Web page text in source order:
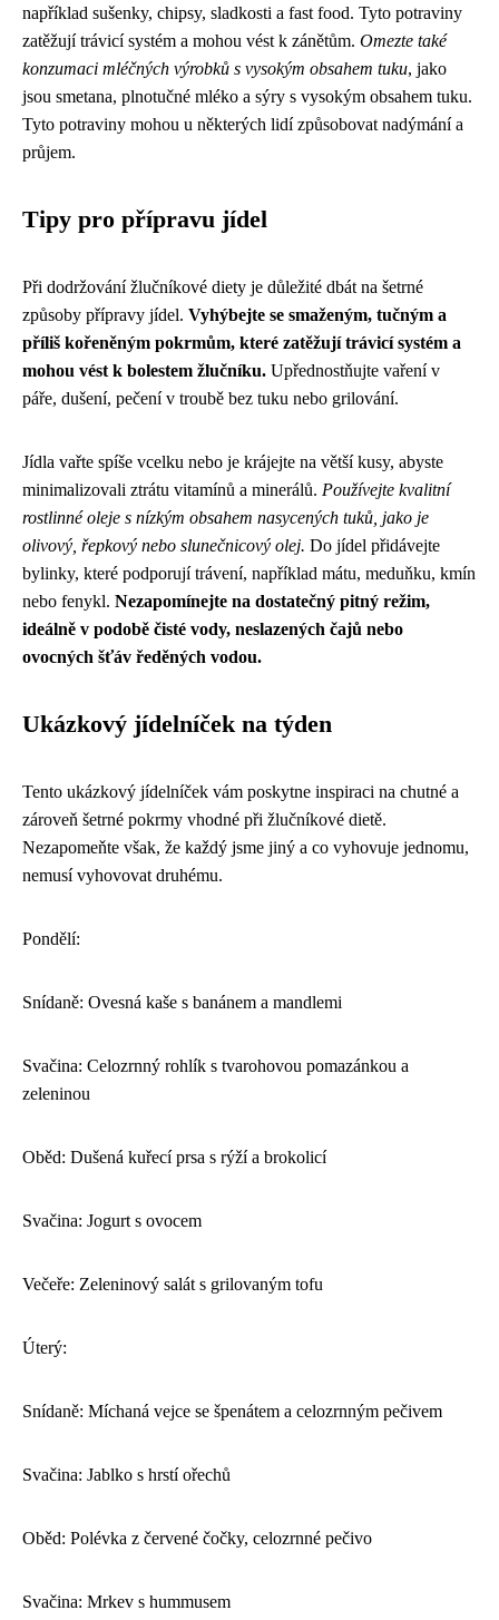
například sušenky, chipsy, sladkosti a fast food. Tyto potraviny
zatěžují trávicí systém a mohou vést k zánětům. Omezte také
konzumaci mléčných výrobků s vysokým obsahem tuku, jako
jsou smetana, plnotučné mléko a sýry s vysokým obsahem tuku.
Tyto potraviny mohou u některých lidí způsobovat nadýmání a
průjem.
Tipy pro přípravu jídel
Při dodržování žlučníkové diety je důležité dbát na šetrné
způsoby přípravy jídel. Vyhýbejte se smaženým, tučným a
příliš kořeněným pokrmům, které zatěžují trávicí systém a
mohou vést k bolestem žlučníku. Upřednostňujte vaření v
páře, dušení, pečení v troubě bez tuku nebo grilování.
Jídla vařte spíše vcelku nebo je krájejte na větší kusy, abyste
minimalizovali ztrátu vitamínů a minerálů. Používejte kvalitní
rostlinné oleje s nízkým obsahem nasycených tuků, jako je
olivový, řepkový nebo slunečnicový olej. Do jídel přidávejte
bylinky, které podporují trávení, například mátu, meduňku, kmín
nebo fenykl. Nezapomínejte na dostatečný pitný režim,
ideálně v podobě čisté vody, neslazených čajů nebo
ovocných šťáv ředěných vodou.
Ukázkový jídelníček na týden
Tento ukázkový jídelníček vám poskytne inspiraci na chutné a
zároveň šetrné pokrmy vhodné při žlučníkové dietě.
Nezapomeňte však, že každý jsme jiný a co vyhovuje jednomu,
nemusí vyhovovat druhému.
Pondělí:
Snídaně: Ovesná kaše s banánem a mandlemi
Svačina: Celozrnný rohlík s tvarohovou pomazánkou a
zeleninou
Oběd: Dušená kuřecí prsa s rýží a brokolicí
Svačina: Jogurt s ovocem
Večeře: Zeleninový salát s grilovaným tofu
Úterý:
Snídaně: Míchaná vejce se špenátem a celozrnným pečivem
Svačina: Jablko s hrstí ořechů
Oběd: Polévka z červené čočky, celozrnné pečivo
Svačina: Mrkev s hummusem